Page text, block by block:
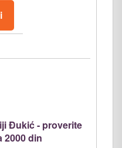
Đukić - proverite
2000 din